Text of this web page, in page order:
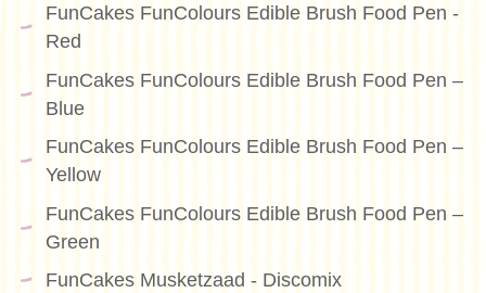
FunCakes FunColours Edible Brush Food Pen -
Red
FunCakes FunColours Edible Brush Food Pen –
Blue
FunCakes FunColours Edible Brush Food Pen –
Yellow
FunCakes FunColours Edible Brush Food Pen –
Green
FunCakes Musketzaad - Discomix